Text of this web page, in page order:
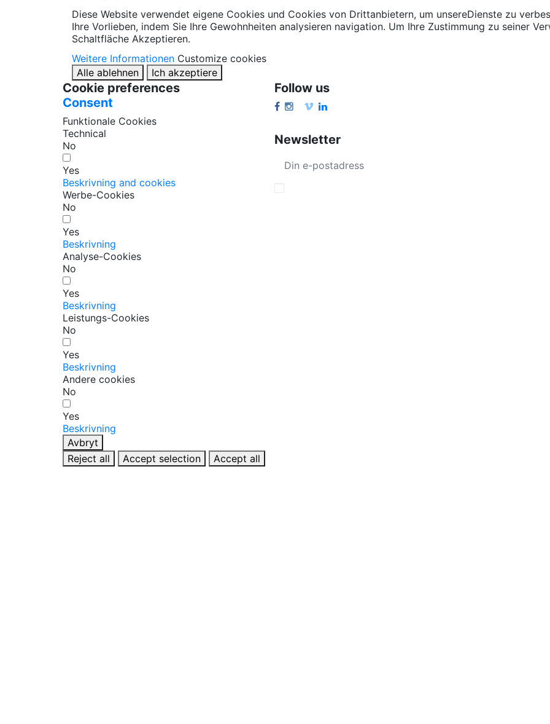
Diese Website verwendet eigene Cookies und Cookies von Drittanbietern, um unsereDienste zu
Ihre Vorlieben, indem Sie Ihre Gewohnheiten analysieren navigation. Um Ihre Zustimmung zu seiner
Schaltfläche Akzeptieren.
Weitere Informationen Customize cookies
Alle ablehnen
Ich akzeptiere
Cookie preferences
Consent
Funktionale Cookies
Technical
No
Yes
Beskrivning and cookies
Werbe-Cookies
No
Yes
Beskrivning
Analyse-Cookies
No
Yes
Beskrivning
Leistungs-Cookies
No
Yes
Beskrivning
Andere cookies
No
Yes
Beskrivning
Avbryt
Reject all
Accept selection Accept all
Follow us
Newsletter